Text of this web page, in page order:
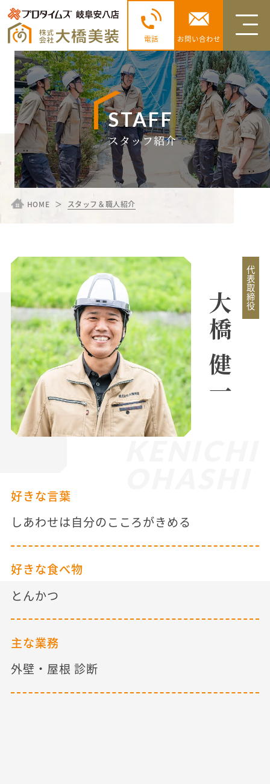
電話 お問い合わせ
STAFF
スタッフ紹介
HOME スタッフ＆職人紹介
大橋 健一
代表取締役
好きな言葉
しあわせは自分のこころがきめる
好きな食べ物
とんかつ
主な業務
外壁・屋根 診断